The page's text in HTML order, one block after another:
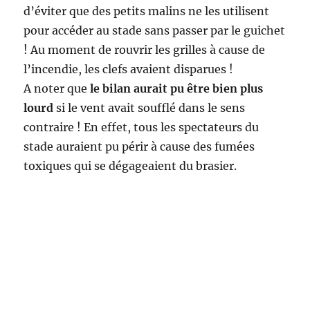
d’éviter que des petits malins ne les utilisent
pour accéder au stade sans passer par le guichet
! Au moment de rouvrir les grilles à cause de
l’incendie, les clefs avaient disparues !
A noter quele bilan aurait pu être bien plus
lourdsi le vent avait soufflé dans le sens
contraire ! En effet, tous les spectateurs du
stade auraient pu périr à cause des fumées
toxiques qui se dégageaient du brasier.